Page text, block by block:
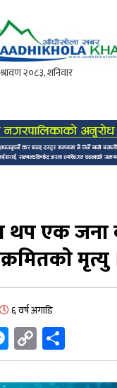
पत्रिका
थप एक जना
मृत्यु
६ वर्ष अगाडि
Messenger
Copy
Link